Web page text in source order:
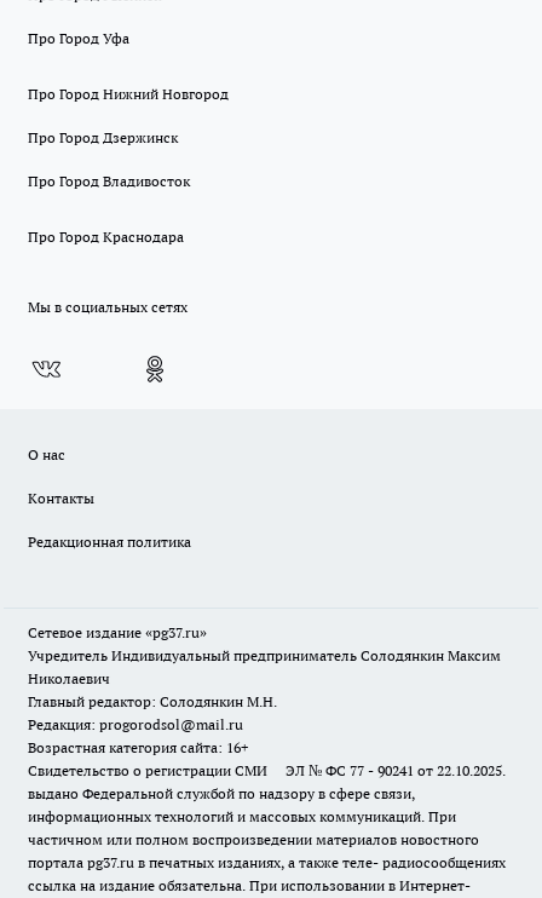
Про Город Уфа
Про Город Нижний Новгород
Про Город Дзержинск
Про Город Владивосток
Про Город Краснодара
Мы в социальных сетях
О нас
Контакты
Редакционная политика
Сетевое издание «pg37.ru»
Учредитель Индивидуальный предприниматель Солодянкин Максим
Николаевич
Главный редактор: Солодянкин М.Н.
Редакция: progorodsol@mail.ru
Возрастная категория сайта: 16+
Свидетельство о регистрации СМИ ЭЛ № ФС 77 - 90241 от 22.10.2025.
выдано Федеральной службой по надзору в сфере связи,
информационных технологий и массовых коммуникаций. При
частичном или полном воспроизведении материалов новостного
портала pg37.ru в печатных изданиях, а также теле- радиосообщениях
ссылка на издание обязательна. При использовании в Интернет-